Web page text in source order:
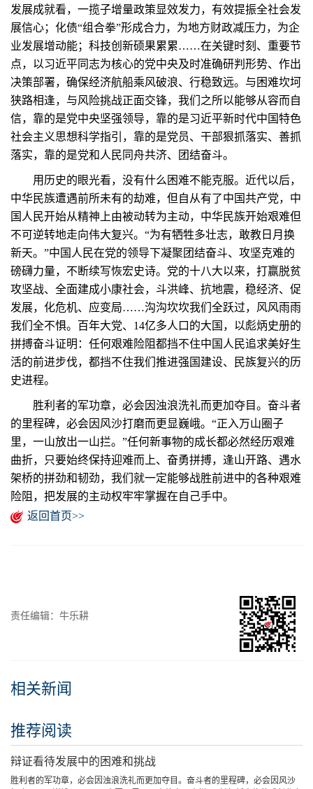
发展成就看，一揽子增量政策显效发力，有效提振全社会发
展信心；化债“组合拳”形成合力，为地方财政减压力，为企
业发展增动能；科技创新硕果累累……在关键时刻、重要节
点，以习近平同志为核心的党中央及时准确研判形势、作出
决策部署，确保经济航船乘风破浪、行稳致远。与困难坎坷
狭路相逢，与风险挑战正面交锋，我们之所以能够从容而自
信，靠的是党中央坚强领导，靠的是习近平新时代中国特色
社会主义思想科学指引，靠的是党员、干部狠抓落实、善抓
落实，靠的是党和人民同舟共济、团结奋斗。
用历史的眼光看，没有什么困难不能克服。近代以后，
中华民族遭遇前所未有的劫难，但自从有了中国共产党，中
国人民开始从精神上由被动转为主动，中华民族开始艰难但
不可逆转地走向伟大复兴。“为有牺牲多壮志，敢教日月换
新天。”中国人民在党的领导下凝聚团结奋斗、攻坚克难的
磅礴力量，不断续写恢宏史诗。党的十八大以来，打赢脱贫
攻坚战、全面建成小康社会，斗洪峰、抗地震，稳经济、促
发展，化危机、应变局……沟沟坎坎我们全跃过，风风雨雨
我们全不惧。百年大党、14亿多人口的大国，以彪炳史册的
拼搏奋斗证明：任何艰难险阻都挡不住中国人民追求美好生
活的前进步伐，都挡不住我们推进强国建设、民族复兴的历
史进程。
胜利者的军功章，必会因浊浪洗礼而更加夺目。奋斗者
的里程碑，必会因风沙打磨而更显巍峨。“正入万山圈子
里，一山放出一山拦。”任何新事物的成长都必然经历艰难
曲折，只要始终保持迎难而上、奋勇拼搏，逢山开路、遇水
架桥的拼劲和韧劲，我们就一定能够战胜前进中的各种艰难
险阻，把发展的主动权牢牢掌握在自己手中。
返回首页>>
责任编辑：牛乐耕
相关新闻
推荐阅读
辩证看待发展中的困难和挑战
胜利者的军功章，必会因浊浪洗礼而更加夺目。奋斗者的里程碑，必会因风沙